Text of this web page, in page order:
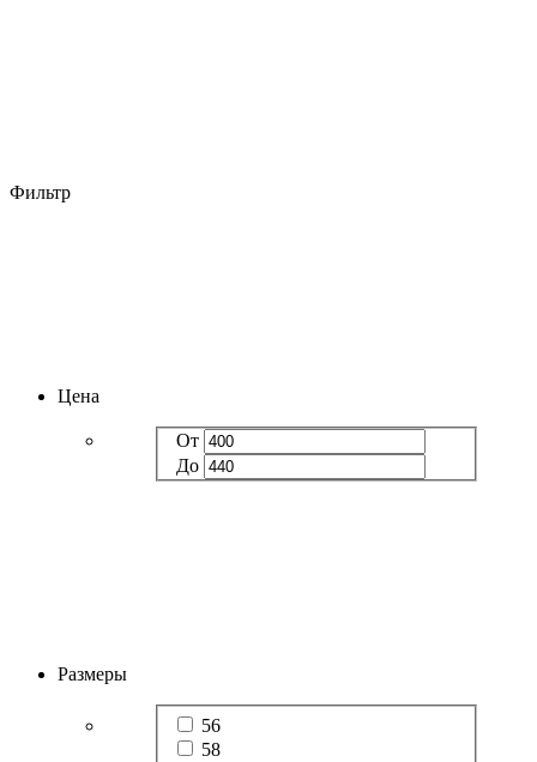
Фильтр
Цена
От
До
Размеры
56
58